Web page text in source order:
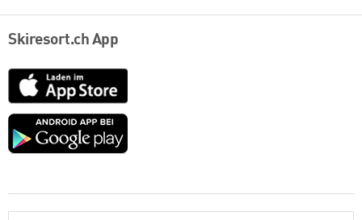
Skiresort.ch App
App
Store
Google